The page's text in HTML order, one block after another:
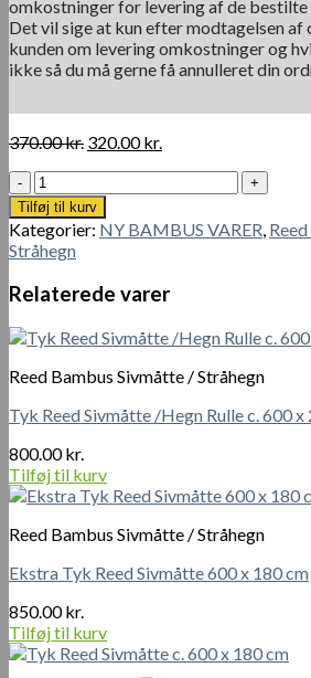
omkostninger for levering af de bestilte
Det vil sige at kun efter modtagelsen
kunden om levering omkostninger og
ikke så du må gerne få annulleret din
370.00kr. Den
var:
370.00 kr..
320.00kr.
320.00 kr..
Dobbelt
Tyk
Reed
Sivmåtte
300
x
150
antal
Tilføj til kurv
Kategorier: NY BAMBUS VARER,
Stråhegn
Relaterede varer
Reed Bambus Sivmåtte / Stråhegn
Tyk Reed Sivmåtte /Hegn Rulle c. 600 x
800.00kr.
Tilføj til kurv
Reed Bambus Sivmåtte / Stråhegn
Ekstra Tyk Reed Sivmåtte 600 x 180 cm
850.00kr.
Tilføj til kurv